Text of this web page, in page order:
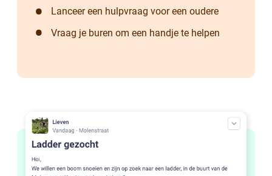
Lanceer een hulpvraag voor een oudere
Vraag je buren om een handje te helpen